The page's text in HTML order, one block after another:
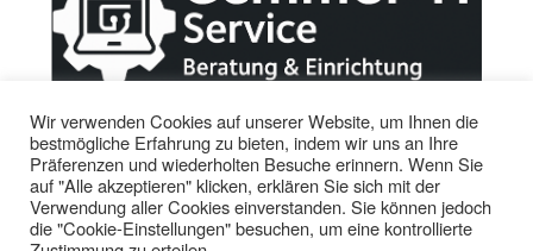
Wir verwenden Cookies auf unserer Website, um Ihnen die
bestmögliche Erfahrung zu bieten, indem wir uns an Ihre
Präferenzen und wiederholten Besuche erinnern. Wenn Sie
auf "Alle akzeptieren" klicken, erklären Sie sich mit der
Verwendung aller Cookies einverstanden. Sie können jedoch
die "Cookie-Einstellungen" besuchen, um eine kontrollierte